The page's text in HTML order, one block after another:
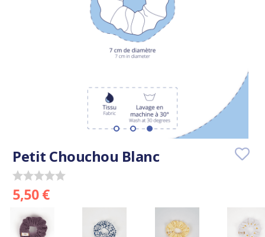
Petit Chouchou Blanc
5,50 €